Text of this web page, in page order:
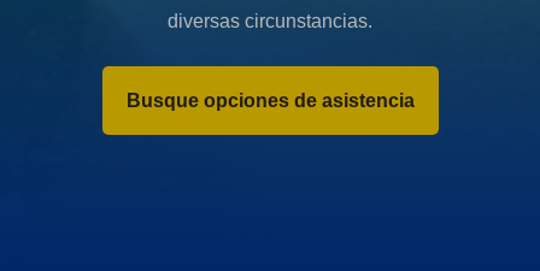
diversas circunstancias.
Busque opciones de asistencia